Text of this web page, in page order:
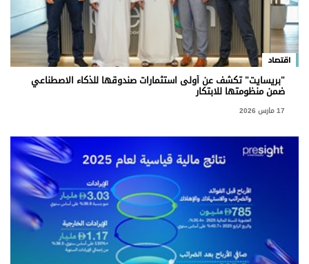
اقتصاد
"بريسايت" تكشف عن أولى استثمارات صندوقها للذكاء الاصطناعي
ضمن منظومتها للابتكار
17 مارس 2026